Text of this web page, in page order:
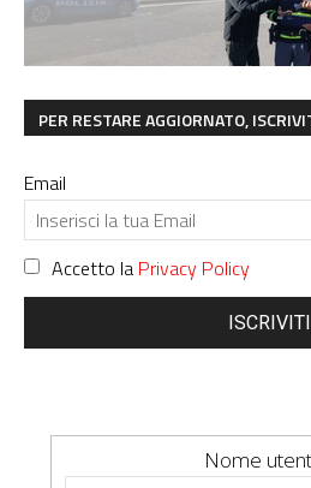
PER RESTARE AGGIORNATO,
Email
Accetto la Privacy Policy
ISCRIVITI
Nome